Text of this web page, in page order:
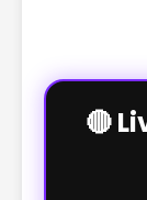
🔴